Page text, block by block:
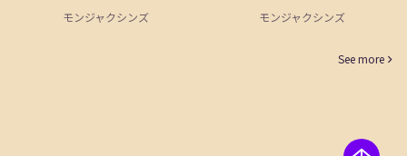
モンジャクシンズ モンジャクシンズ
See more